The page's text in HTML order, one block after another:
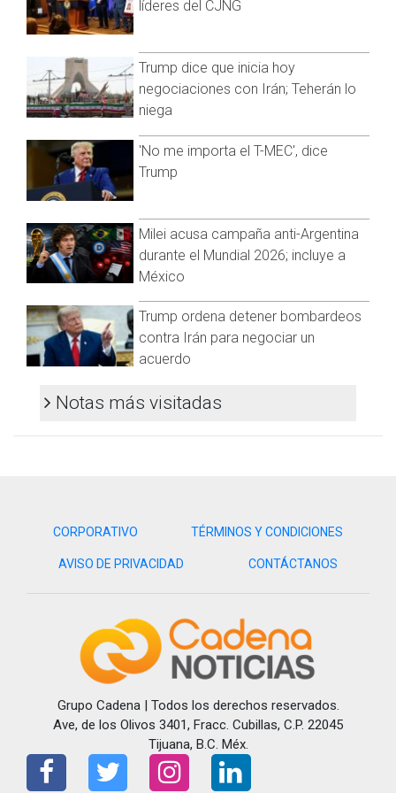
defender a los futbolistas", señaló la familia en las redes
sociales.
Raiola, uno de los representantes más importantes del
mundo del fútbol, se encontraba ingresado en el hospital de
San Raffaele de Milán por una larga enfermedad -no
especificada- y el pasado jueves sus médicos desmintieron
su muerte tras los rumores, aunque reconocieron que se
encontraba en estado muy grave.
Visita y accede a todo nuestro contenido |
www.cadenanoticias.com
| Twitter:@cadena_noticias
@cadenanoticiasmx| Instagram:
@cadena_noticias| TikTok: @CadenaNoticias| Telegram:
https://t.me/GrupoCadenaResumen|
líderes del CJNG
Trump dice que inicia hoy
negociaciones con Irán; Teherán lo
niega
'No me importa el T-MEC', dice
Trump
Milei acusa campaña anti-Argentina
durante el Mundial 2026; incluye a
México
Trump ordena detener bombardeos
contra Irán para negociar un
acuerdo
Notas más visitadas
CORPORATIVO TÉRMINOS Y CONDICIONES
AVISO DE PRIVACIDAD CONTÁCTANOS
Grupo Cadena | Todos los derechos reservados.
Ave, de los Olivos 3401, Fracc. Cubillas, C.P. 22045
Tijuana, B.C. Méx.